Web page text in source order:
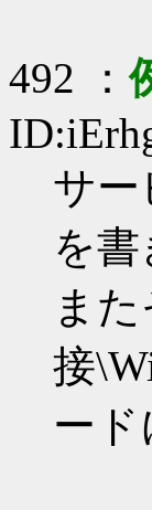
492 ：
サー
を
ま
接
ー